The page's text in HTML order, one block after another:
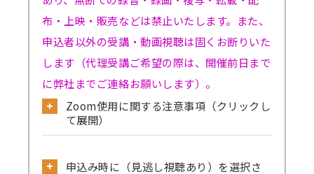
布・上映・販売などは禁止いたします。また、
申込者以外の受講・動画視聴は固くお断りいた
します（代理受講ご希望の際は、開催前日まで
に弊社までご連絡お願いします）。
Zoom使用に関する注意事項（クリックし
て展開）
ングをお試しください。
申込み時に（見逃し視聴あり）を選択さ